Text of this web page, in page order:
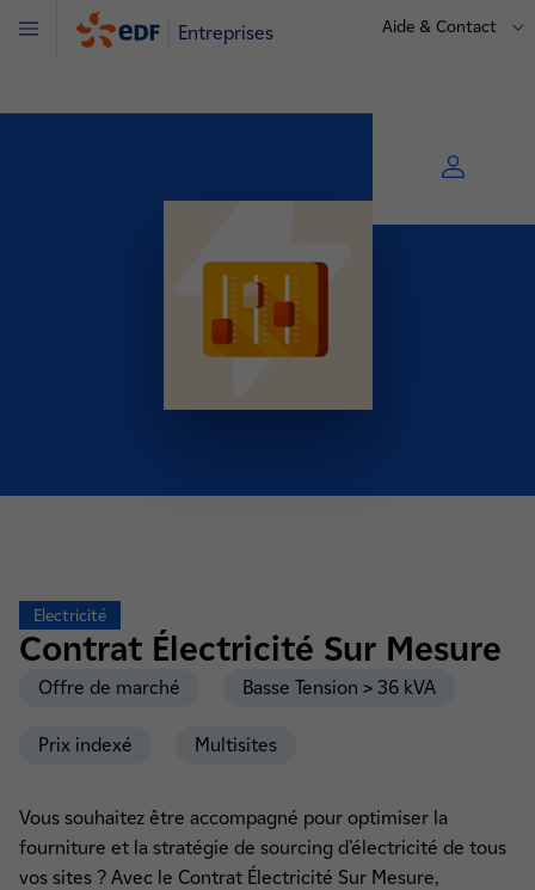
Entreprises Aide & Contact
Menu
Electricité
Contrat Électricité Sur Mesure
Offre de marché Basse Tension > 36 kVA
Prix indexé Multisites
Vous souhaitez être accompagné pour optimiser la
fourniture et la stratégie de sourcing d’électricité de tous
vos sites ? Avec le Contrat Électricité Sur Mesure,